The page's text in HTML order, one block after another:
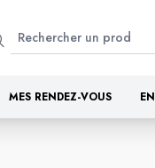
MES RENDEZ-VOUS